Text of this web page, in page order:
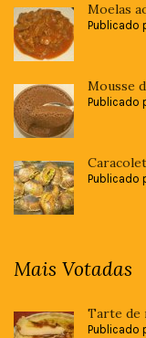
Moelas
Publicado
Mousse
Publicado
Publicado
Mais Votadas
Tarte de
Publicado